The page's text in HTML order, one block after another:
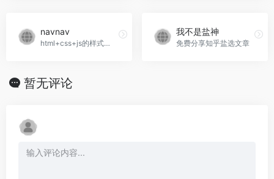
navnav
html+css+js的样式代码
我不是盐神
免费分享知乎盐选文章
暂无评论